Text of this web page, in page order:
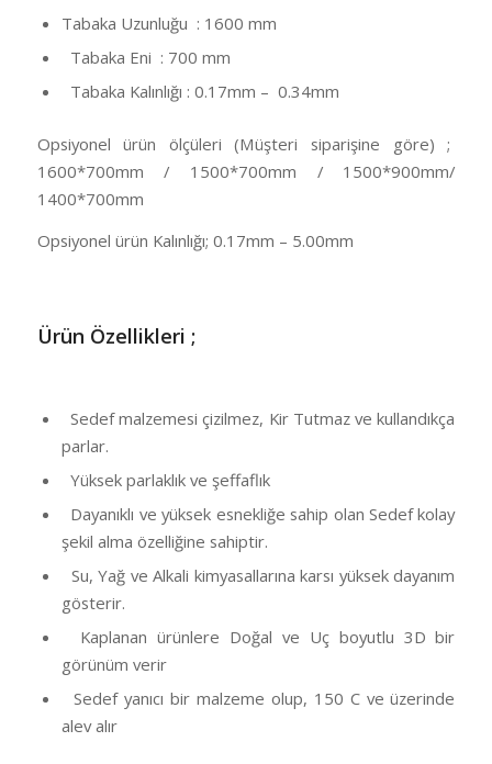
Tabaka Uzunluğu : 1600 mm
Tabaka Eni : 700 mm
Tabaka Kalınlığı : 0.17mm – 0.34mm
Opsiyonel ürün ölçüleri (Müşteri siparişine göre) ;
1600*700mm / 1500*700mm / 1500*900mm/
1400*700mm
Opsiyonel ürün Kalınlığı; 0.17mm – 5.00mm
Ürün Özellikleri ;
Sedef malzemesi çizilmez, Kir Tutmaz ve kullandıkça
parlar.
Yüksek parlaklık ve şeffaflık
Dayanıklı ve yüksek esnekliğe sahip olan Sedef kolay
şekil alma özelliğine sahiptir.
Su, Yağ ve Alkali kimyasallarına karsı yüksek dayanım
gösterir.
Kaplanan ürünlere Doğal ve Uç boyutlu 3D bir
görünüm verir
Sedef yanıcı bir malzeme olup, 150 C ve üzerinde
alev alır